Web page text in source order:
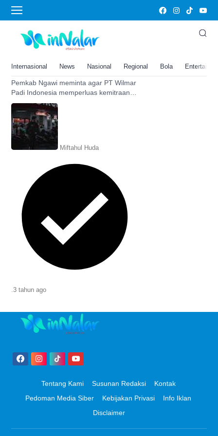
Internasional News Nasional Regional Bola
Wilmar Padi Indonesia
Dongkrak Kesejahteraan Petani,
Wilmar Padi Indonesia Diminta
Kemitraan
Pemkab Ngawi meminta agar PT Wilmar
Padi Indonesia memperluas kemitraan
dengan petani di wilayah Ngawi, demi
mendongkrak kesejateraan petani
Miftahul Huda
.3 tahun ago
Tentang Kami Susunan Redaksi
Kontak
Pedoman Media Siber
Kebijakan Privasi
Info Iklan
Disclaimer